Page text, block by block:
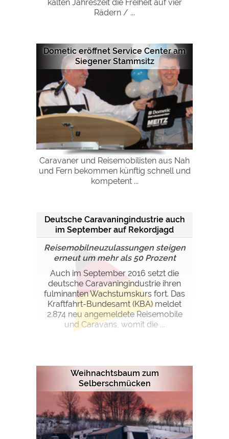
kalten Jahreszeit die Freiheit auf vier
Rädern / ...
Dometic eröffnet Service Center am
Siegener Stammsitz
Caravaner und Reisemobilisten aus Nah
und Fern bekommen künftig schnell und
kompetent ...
Deutsche Caravaningindustrie auch
im September auf Rekordjagd
Reisemobilneuzulassungen steigen
erneut um mehr als 50 Prozent
Auch im September 2016 setzt die
deutsche Caravaningindustrie ihren
fulminanten Wachstumskurs fort. Das
Kraftfahrt-Bundesamt (KBA) meldet
2.874 neu angemeldete Reisemobile
und Caravans, womit die ...
Weihnachtsbaum zum
Selberschmücken
Google Remarketing
https://policies.google.com/privacy
über "COOKIES" geändert werden!